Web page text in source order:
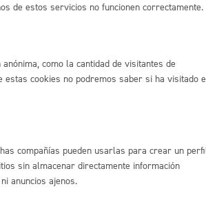
sobre si el Ayuntamiento de San
datos ya no sean necesarios para las
sólo serán conservados por el
Ayuntamiento dejará de tratar los datos,
el Ayuntamiento, como Responsable del
de estos servicios no funcionen correctamente.
como la cantidad de visitantes de
cookies no podremos saber si ha visitado
compañías pueden usarlas para crear un
sin almacenar directamente información
anuncios ajenos.